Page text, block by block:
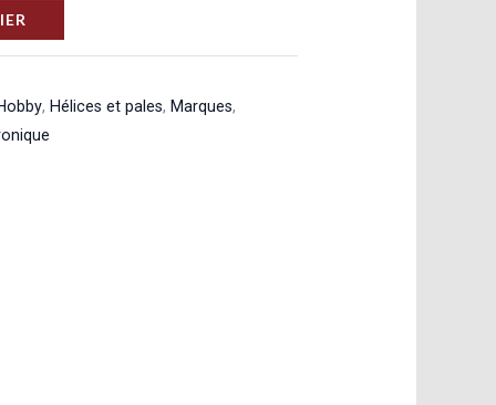
, Hélices et pales, Marques,